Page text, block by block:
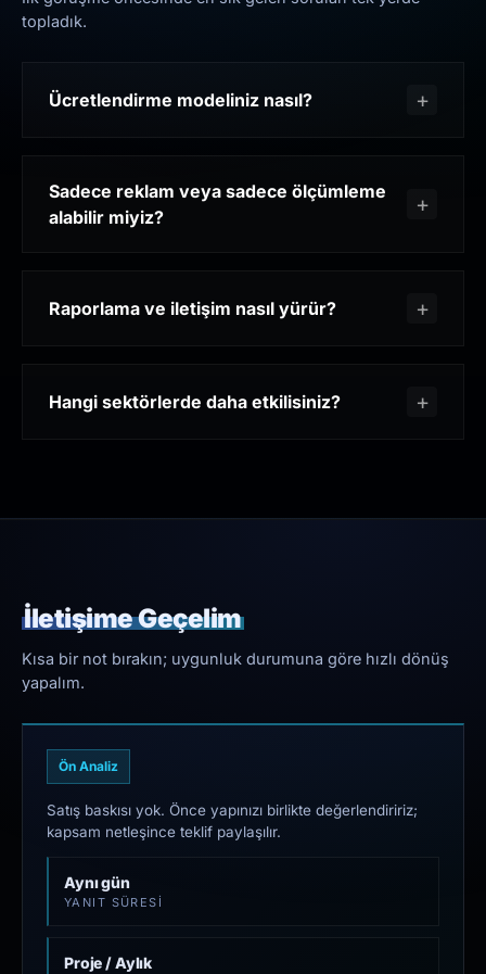
topladık.
Ücretlendirme modeliniz nasıl?
Sadece reklam veya sadece ölçümleme
alabilir miyiz?
Raporlama ve iletişim nasıl yürür?
Hangi sektörlerde daha etkilisiniz?
İletişime Geçelim
Kısa bir not bırakın; uygunluk durumuna göre hızlı dönüş
yapalım.
Ön Analiz
Satış baskısı yok. Önce yapınızı birlikte değerlendiririz;
kapsam netleşince teklif paylaşılır.
Aynı gün
YANIT SÜRESI
Proje / Aylık